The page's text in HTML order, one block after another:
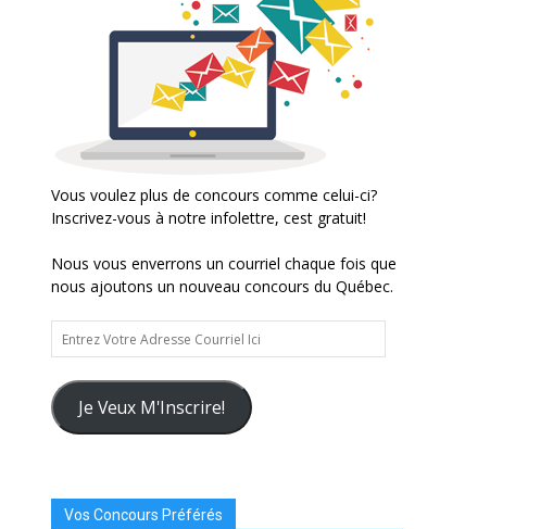
Vous voulez plus de concours comme celui-ci?
Inscrivez-vous à notre infolettre, cest gratuit!
Nous vous enverrons un courriel chaque fois que
nous ajoutons un nouveau concours du Québec.
Entrez
Votre
Adresse
Courriel
Ici
Je Veux M'Inscrire!
Vos Concours Préférés